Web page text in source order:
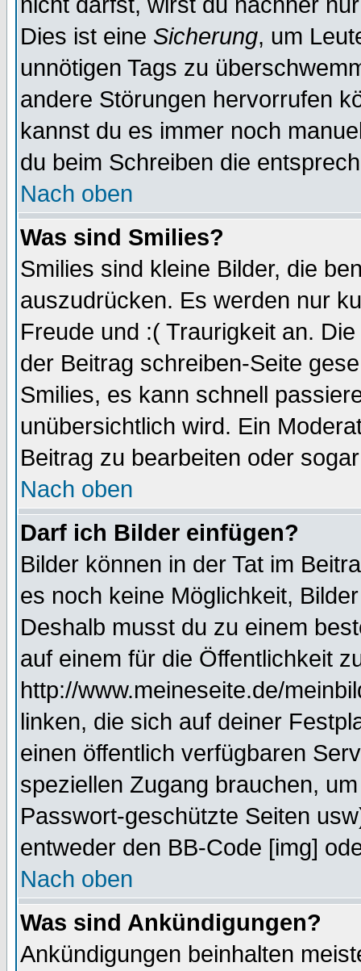
Dies ist eine Sicherung, um
unnötigen Tags zu
andere Störungen hervorrufen
kannst du es immer noch
du beim Schreiben die
Nach oben
Was sind Smilies?
Smilies sind kleine Bilder, die
auszudrücken. Es werden nur
Freude und :( Traurigkeit an.
der Beitrag schreiben-Seite
Smilies, es kann schnell
unübersichtlich wird. Ein
Beitrag zu bearbeiten oder
Nach oben
Darf ich Bilder einfügen?
Bilder können in der Tat im
es noch keine Möglichkeit,
Deshalb musst du zu einem
auf einem für die Öffentlichkeit
http://www.meineseite.de/
linken, die sich auf deiner
einen öffentlich verfügbaren
speziellen Zugang brauchen,
Passwort-geschützte Seiten
entweder den BB-Code [img]
Nach oben
Was sind Ankündigungen?
Ankündigungen beinhalten